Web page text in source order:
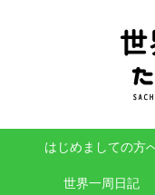
はじめましての方
世界一周日記